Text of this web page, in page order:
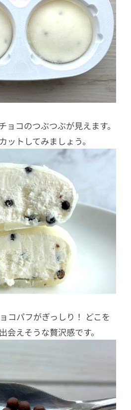
ョコのつぶつぶが見えます。
ットしてみましょう。
コパフがぎっしり！ どこを
会えそうな贅沢感です。